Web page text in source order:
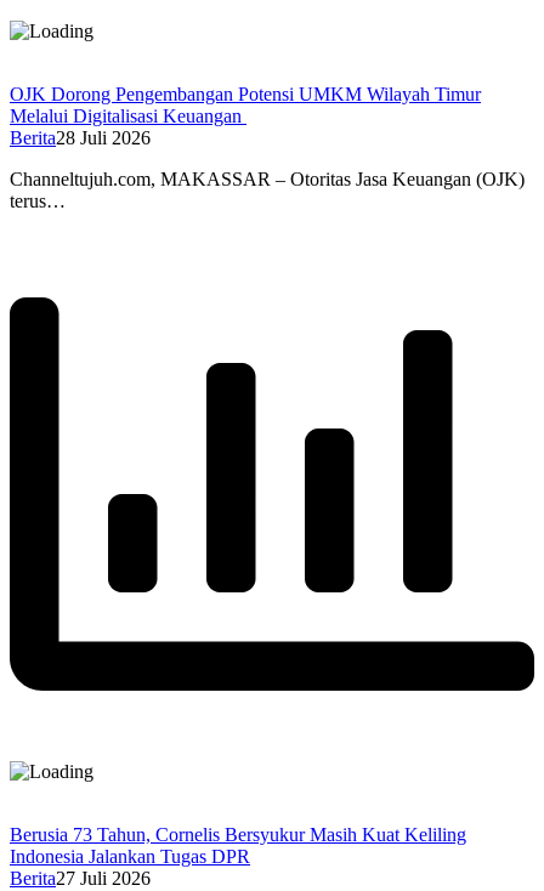
OJK Dorong Pengembangan Potensi UMKM Wilayah Timur
Melalui Digitalisasi Keuangan
Berita28 Juli 2026
Channeltujuh.com, MAKASSAR – Otoritas Jasa Keuangan (OJK)
terus…
Berusia 73 Tahun, Cornelis Bersyukur Masih Kuat Keliling
Indonesia Jalankan Tugas DPR
Berita27 Juli 2026